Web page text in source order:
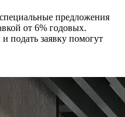
предложения
от 6% годовых.
подать заявку помогут